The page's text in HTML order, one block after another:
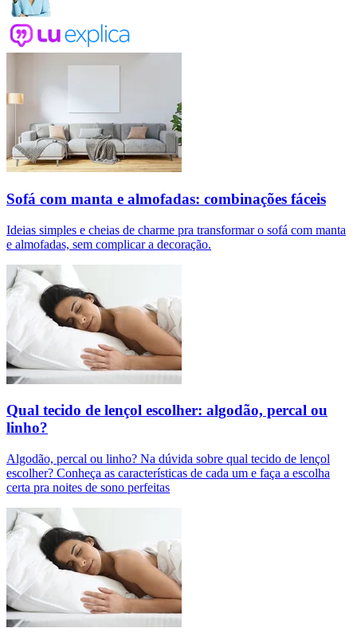
Sofá com manta e almofadas: combinações fáceis
Ideias simples e cheias de charme pra transformar o sofá com manta
e almofadas, sem complicar a decoração.
Qual tecido de lençol escolher: algodão, percal ou
linho?
Algodão, percal ou linho? Na dúvida sobre qual tecido de lençol
escolher? Conheça as características de cada um e faça a escolha
certa pra noites de sono perfeitas